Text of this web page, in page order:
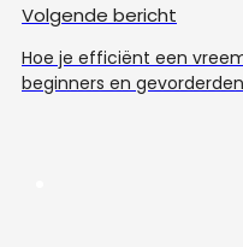
Volgende bericht
Hoe je efficiënt een
beginners en gevorderden